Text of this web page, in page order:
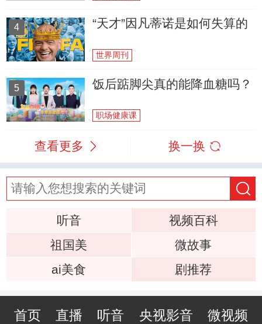
4 “天才”因凡蒂诺是如何失算的
世界周刊
5 饭后踮脚尖真的能降血糖吗？
职场健康课
查看更多 换一换
听音
视频百科
祖国美
微故事
ai美食
剧推荐
首页 直播 听音 央视影音 微视频